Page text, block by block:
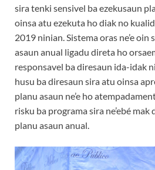
sira tenki sensivel ba ezekusaun
oinsa atu ezekuta ho diak no
2019 ninian. Sistema oras ne’e oin
asaun anual ligadu direta ho
responsavel ba diresaun ida-idak
husu ba diresaun sira atu oinsa
planu asaun ne’e ho
risku ba programa sira ne’ebé
planu asaun anual.